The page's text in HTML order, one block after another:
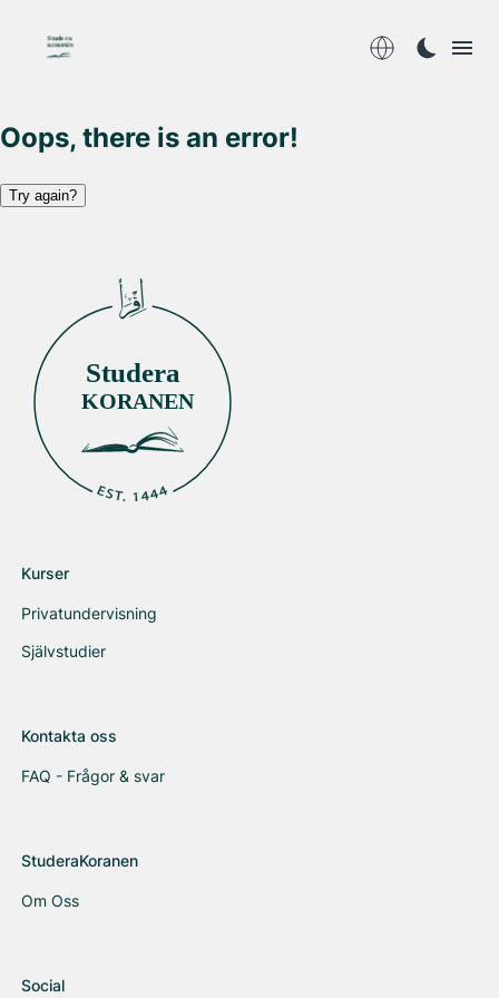
Studera
KORANEN
Oops, there is an error!
Try again?
Studera
KORANEN
Kurser
Privatundervisning
Självstudier
Kontakta oss
FAQ - Frågor & svar
StuderaKoranen
Om Oss
Social